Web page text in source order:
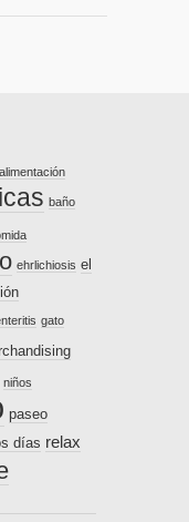
alimentación
baño
ehrlichiosis el
gato
niños
paseo
días relax